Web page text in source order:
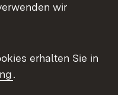
wir
erhalten Sie in
.